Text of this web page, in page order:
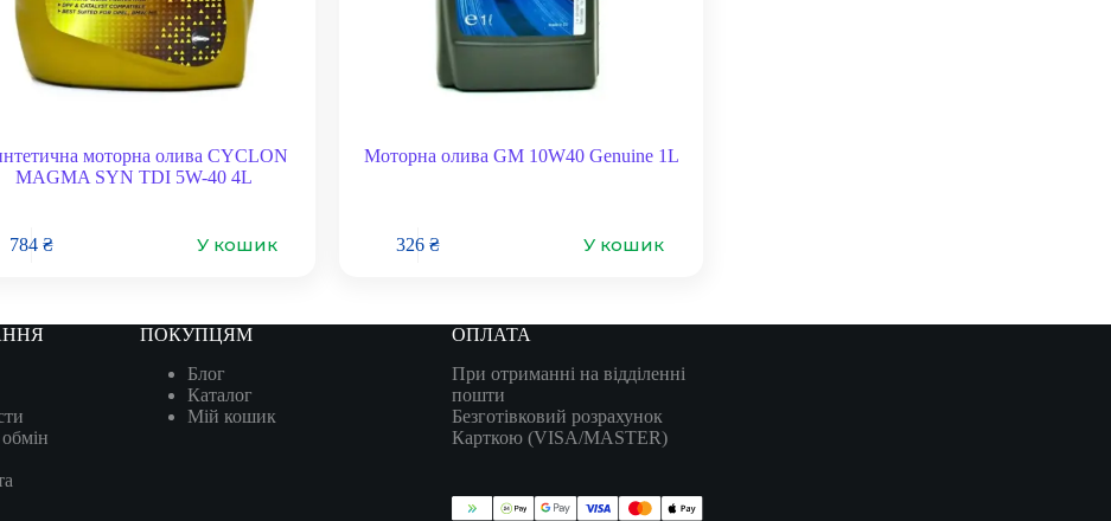
моторна олива CYCLON
MAGMA SYN TDI 5W-40 4L
784 ₴ У кошик
Моторна олива GM 10W40 Genuine 1L
326₴ У кошик
ПОКУПЦЯМ
Блог
Каталог
Мій кошик
ОПЛАТА
При отриманні на відділенні
пошти
Безготівковий розрахунок
Карткою (VISA/MASTER)